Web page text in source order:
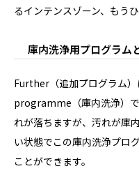
るインテンスゾーン、もう
庫内洗浄用プログラム
Further（追加プログラム
programme（庫内洗浄）
れが落ちますが、汚れが庫
い状態でこの庫内洗浄プロ
ことができます。